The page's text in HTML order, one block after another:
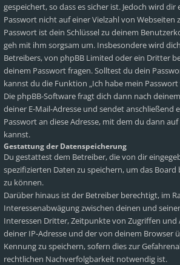
gespeichert, so dass es sicher ist. Jedoch wird
Passwort nicht auf einer Vielzahl von Webseiten
Passwort ist dein Schlüssel zu deinem
geh mit ihm sorgsam um. Insbesondere wird
Betreibers, von phpBB Limited oder ein Dritter
deinem Passwort fragen. Solltest du dein
kannst du die Funktion „Ich habe mein
Die phpBB-Software fragt dich dann nach
deiner E-Mail-Adresse und sendet anschließend
Passwort an diese Adresse, mit dem du dann
kannst.
Gestattung der Datenspeicherung
Du gestattest dem Betreiber, die von dir
spezifizierten Daten zu speichern, um das
zu können.
Darüber hinaus ist der Betreiber berechtigt, im
Interessenabwägung zwischen deinen und
Interessen Dritter, Zeitpunkte von Zugriffen
deiner IP-Adresse und der von deinem Browser
Kennung zu speichern, sofern dies zur
rechtlichen Nachverfolgbarkeit notwendig ist.